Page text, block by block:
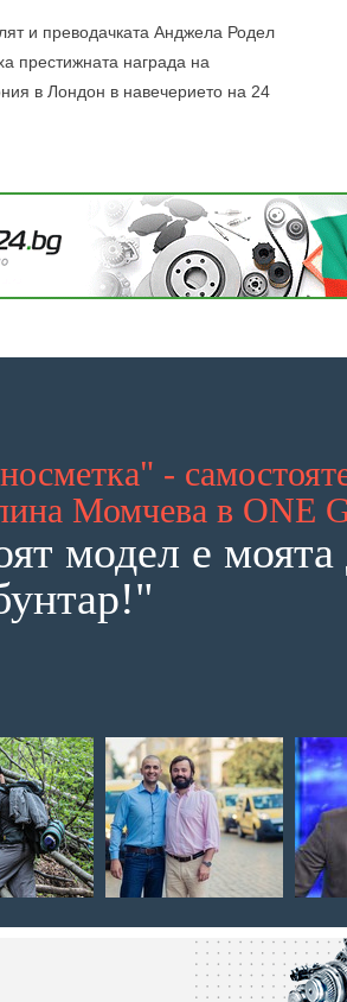
и преводачката Анджела Родел
престижната награда на
в Лондон в навечерието на 24
-
Момчева в ONE
модел е